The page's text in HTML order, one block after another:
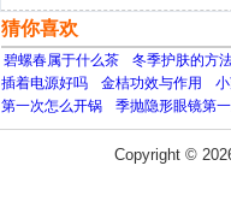
猜你喜欢
碧螺春属于什么茶 冬季护肤的方
插着电源好吗
金桔功效与作用
第一次怎么开锅
季抛隐形眼镜第
Copyright ©